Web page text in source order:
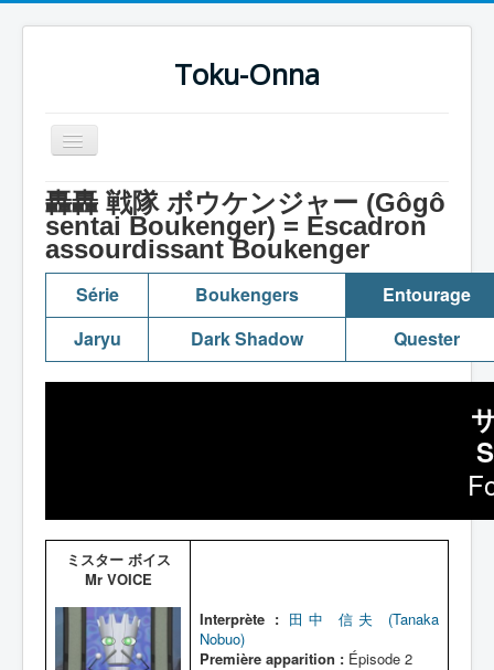
Toku-Onna
Basculer
la
Accueil
Toku-Actrices
Toku-Critiques
Séries
Films
COSAA
轟轟 戦隊 ボウケンジャー (Gôgô
sentai Boukenger) = Escadron
assourdissant Boukenger
Série Boukengers
Entourage
Jaryu
Dark Shadow Quester
ミスター ボイス
Mr VOICE
Interprète : 田中 信夫 (Tanaka
Nobuo)
Première apparition : Épisode 2